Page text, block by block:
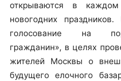
открываются в
новогодних
голосование на
гражданин», в целях
жителей Москвы о
будущего елочного